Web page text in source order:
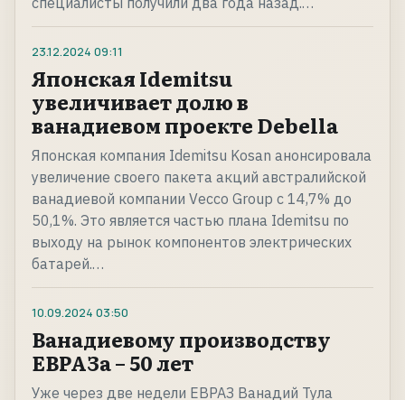
23.12.2024 09:11
Японская Idemitsu
увеличивает долю в
ванадиевом проекте Debella
Японская компания Idemitsu Kosan анонсировала
увеличение своего пакета акций австралийской
ванадиевой компании Vecco Group с 14,7% до
50,1%. Это является частью плана Idemitsu по
выходу на рынок компонентов электрических
батарей.…
10.09.2024 03:50
Ванадиевому производству
ЕВРАЗа – 50 лет
Уже через две недели ЕВРАЗ Ванадий Тула